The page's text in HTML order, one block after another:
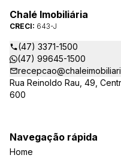
Arte Imóveis. E também
Valores.
Chalé Imobiliária
CRECI: 643-J
(47) 3371-1500
(47) 99645-1500
Rua Reinoldo Rau, 49,
600
Navegação rápida
Home